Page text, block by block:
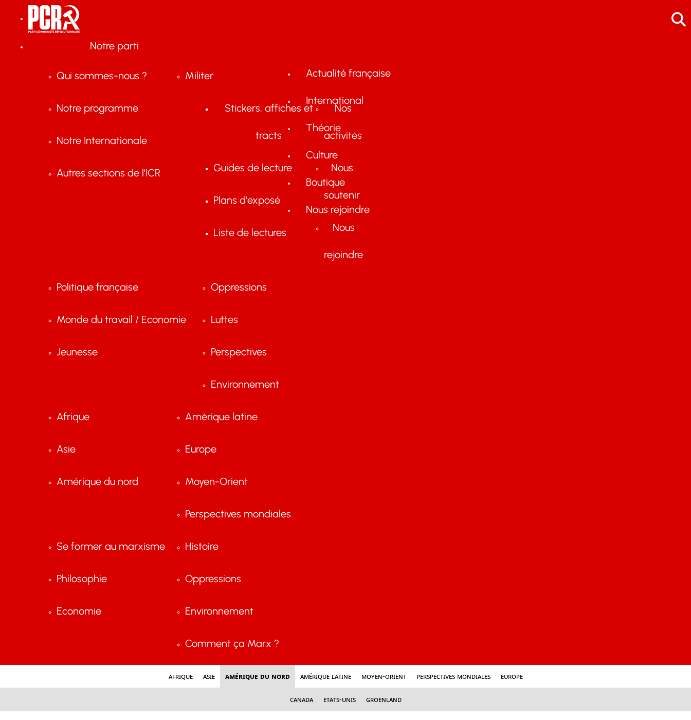
Notre parti
Qui sommes-nous ?
Notre programme
Notre Internationale
Autres sections de l'ICR
Militer
Stickers, affiches et
tracts
Guides de lecture
Plans d'exposé
Liste de lectures
Nos
activités
Nous
soutenir
Nous
rejoindre
Actualité française
Politique française
Monde du travail / Economie
Jeunesse
Oppressions
Luttes
Perspectives
Environnement
International
Afrique
Asie
Amérique du nord
Amérique latine
Europe
Moyen-Orient
Perspectives mondiales
Théorie
Se former au marxisme
Philosophie
Economie
Histoire
Oppressions
Environnement
Comment ça Marx ?
Culture
Boutique
Nous rejoindre
Afrique Asie Amérique du nord Amérique latine Moyen-Orient Perspectives mondiales Europe
Canada Etats-Unis Groenland